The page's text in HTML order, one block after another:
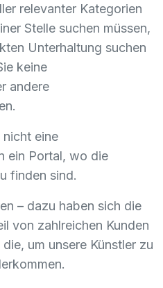
relevanter Kategorien
Stelle suchen müssen,
Unterhaltung suchen
keine
andere
nicht eine
ein Portal, wo die
finden sind.
– dazu haben sich die
von zahlreichen Kunden
um unsere Künstler zu